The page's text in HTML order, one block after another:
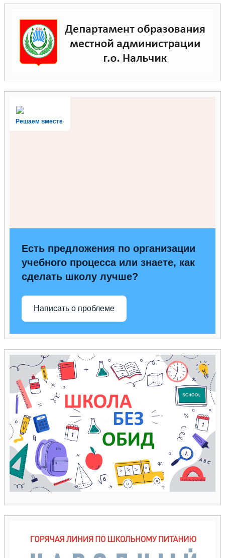
Решаем вместе
Есть предложения по организации
учебного процесса или знаете, как
сделать школу лучше?
Написать о проблеме